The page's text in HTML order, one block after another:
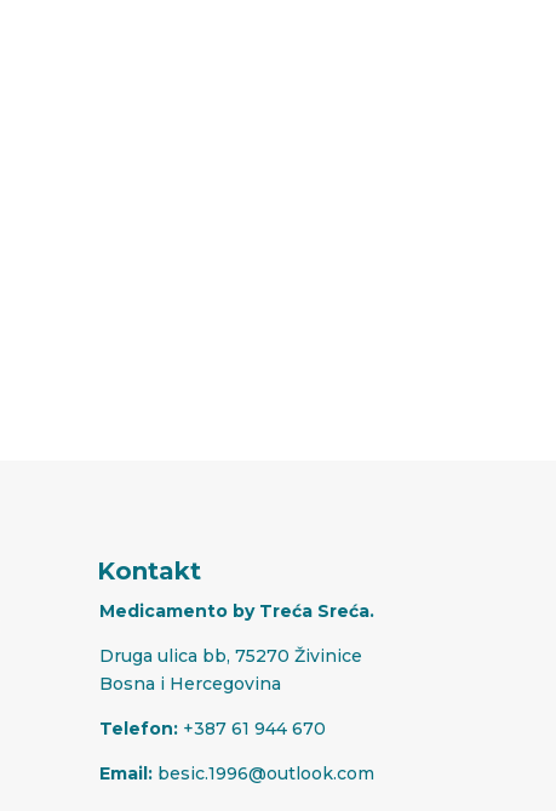
Kontakt
Medicamento by Treća Sreća.
Druga ulica bb, 75270 Živinice
Bosna i Hercegovina
Telefon: +387 61 944 670
Email: besic.1996@outlook.com